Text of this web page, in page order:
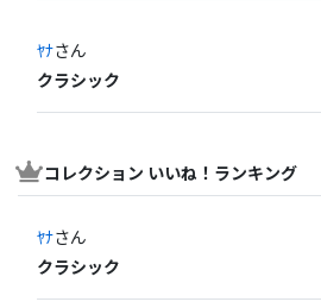
ﾔﾅさん
クラシック
コレクション いいね！ランキング
ﾔﾅさん
クラシック